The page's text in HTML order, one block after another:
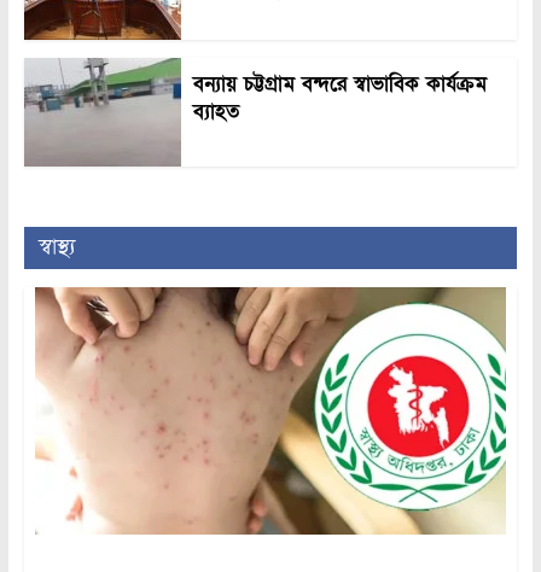
বন্যায় চট্টগ্রাম বন্দরে স্বাভাবিক কার্যক্রম
ব্যাহত
স্বাস্থ্য